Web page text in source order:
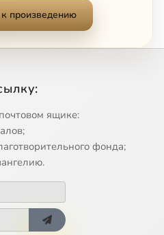
произведению
ящике:
фонда;